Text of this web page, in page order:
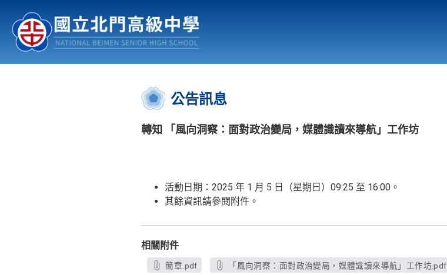
認識北中 行事曆
:::
公告訊息
轉知 「風向洞察：面對政治變局，媒體識讀來導航」工作坊
活動日期：2025 年 1 月 5 日（星期日）09:25 至 16:00。
其餘資訊請參閱附件。
相關附件
簡章.pdf 「風向洞察：面對政治變局，媒體識讀來導航」工作坊.pdf